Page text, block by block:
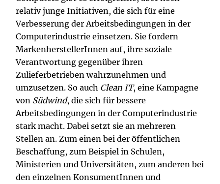
relativ junge Initiativen, die sich für eine
Verbesserung der Arbeitsbedingungen in der
Computerindustrie einsetzen. Sie fordern
MarkenherstellerInnen auf, ihre soziale
Verantwortung gegenüber ihren
Zulieferbetrieben wahrzunehmen und
umzusetzen. So auch Clean IT, eine Kampagne
von Südwind, die sich für bessere
Arbeitsbedingungen in der Computerindustrie
stark macht. Dabei setzt sie an mehreren
Stellen an. Zum einen bei der öffentlichen
Beschaffung, zum Beispiel in Schulen,
Ministerien und Universitäten, zum anderen bei
den einzelnen KonsumentInnen und